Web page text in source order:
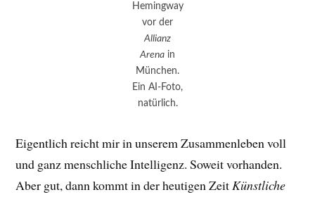
Hemingway
vor der
Allianz
Arena in
München.
Ein AI-Foto,
natürlich.
Eigentlich reicht mir in unserem Zusammenleben voll
und ganz menschliche Intelligenz. Soweit vorhanden.
Aber gut, dann kommt in der heutigen ZeitKünstliche